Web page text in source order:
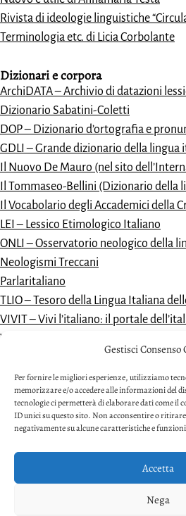
Gestisci Consenso
Per fornire le migliori esperienze, utilizziamo
memorizzare e/o accedere alle informazioni del
tecnologie ci permetterà di elaborare dati come il
ID unici su questo sito. Non acconsentire o
negativamente su alcune caratteristiche e
Accetta
Nega
Rivista di ideologie linguistiche
Terminologia etc. di Licia Corbolante
Dizionari ecorpora
ArchiDATA – Archivio di datazioni
Dizionario Sabatini-Coletti
DOP – Dizionario d’ortografia e
GDLI – Grande dizionario della lingua
Il Nuovo De Mauro (nel sito
Il Tommaseo-Bellini (Dizionario della
Il Vocabolario degli Accademici della
LEI – Lessico Etimologico Italiano
ONLI – Osservatorio neologico della
Neologismi Treccani
Parlaritaliano
TLIO – Tesoro della Lingua Italiana
VIVIT – Vivi l’italiano: il portale
Vocabolario dantesco
VoDIM – Vocabolario dell’italiano